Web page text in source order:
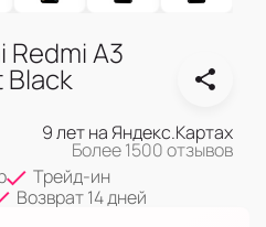
A3
Black
9 лет на Яндекс.Картах
Более 1500 отзывов
Трейд-ин
Возврат 14 дней